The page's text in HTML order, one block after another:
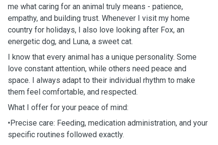
me what caring for an animal truly means - patience,
empathy, and building trust. Whenever I visit my home
country for holidays, I also love looking after Fox, an
energetic dog, and Luna, a sweet cat.
I know that every animal has a unique personality. Some
love constant attention, while others need peace and
space. I always adapt to their individual rhythm to make
them feel comfortable, and respected.
What I offer for your peace of mind:
•Precise care: Feeding, medication administration, and your
specific routines followed exactly.